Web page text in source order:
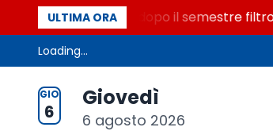
ULTIMA ORA
vacanti dopo il semestre filtro
Loading...
GIO
6
Giovedì
6 agosto 2026